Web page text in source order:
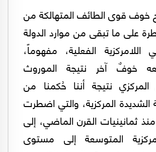
خوف قوى الطائف المتهالكة من
على ما تبقى من موارد الدولة
اللامركزية الفعلية، مفهوماً،
خوفٌ آخر نتيجة الموروث
المركزي نتيجة أننا حُكمنا من
الشديدة المركزية، والتي اضطرت
ثمانينيات القرن الماضي، إلى
المتوسعة إلى مستوى